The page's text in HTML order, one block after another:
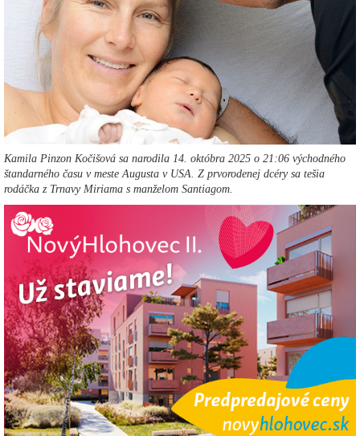
Kamila Pinzon Kočišová sa narodila 14. októbra 2025 o 21:06 východného
štandarného času v meste Augusta v USA. Z prvorodenej dcéry sa tešia
rodáčka z Trnavy Miriama s manželom Santiagom.